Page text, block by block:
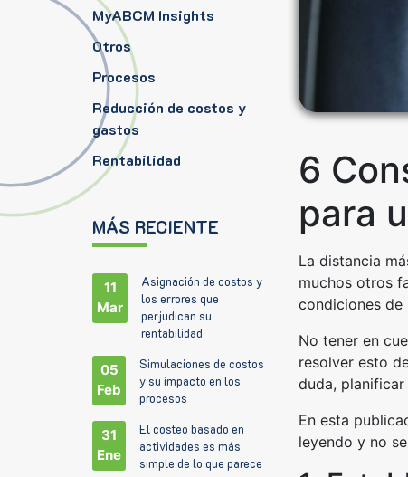
MyABCM Insights
Otros
Procesos
Reducción de costos y
gastos
Rentabilidad
MÁS RECIENTE
11
Mar
Asignación de costos y
los errores que
perjudican su
rentabilidad
05
Feb
Simulaciones de costos
y su impacto en los
procesos
31
Ene
El costeo basado en
actividades es más
simple de lo que parece
6
para
La distancia
muchos otros
condiciones de
No tener en
resolver esto
duda,
En esta
leyendo y no